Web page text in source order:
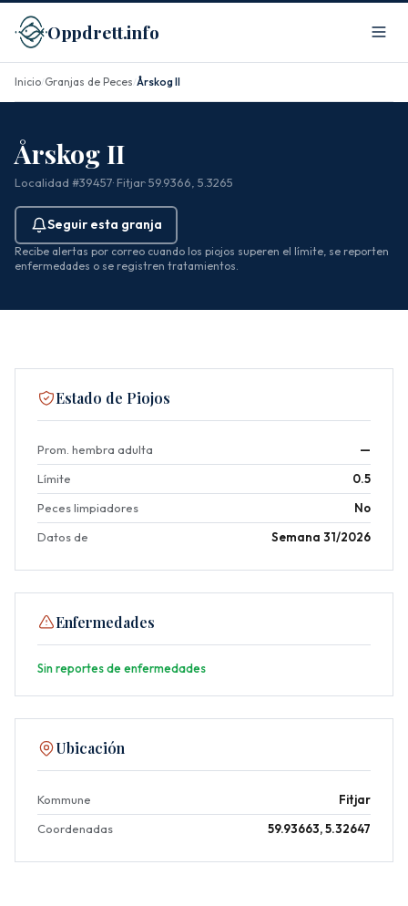
Oppdrett.info
Inicio/Granjas de Peces/Årskog II
Årskog II
Localidad #39457· Fitjar· 59.9366, 5.3265
Seguir esta granja
Recibe alertas por correo cuando los piojos superen el límite, se reporten
enfermedades o se registren tratamientos.
Estado de Piojos
Prom. hembra adulta
—
Límite
0.5
Peces limpiadores
No
Datos de
Semana 31/2026
Enfermedades
Sin reportes de enfermedades
Ubicación
Kommune
Fitjar
Coordenadas
59.93663, 5.32647